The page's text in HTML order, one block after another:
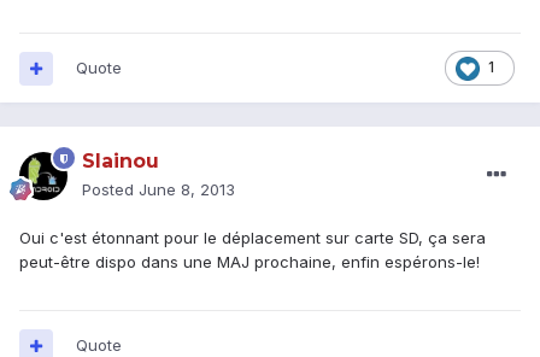
1
Quote
Slainou
Posted June 8, 2013
Oui c'est étonnant pour le déplacement sur carte SD, ça sera
peut-être dispo dans une MAJ prochaine, enfin espérons-le!
Quote